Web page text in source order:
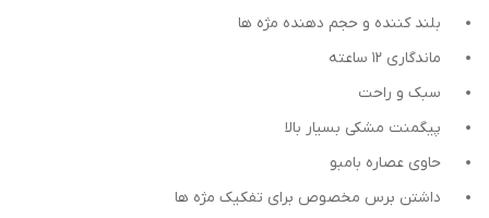
بلند کننده و حجم دهنده مژه ها
ماندگاری 12 ساعته
سبک و راحت
پیگمنت مشکی بسیار بالا
حاوی عصاره بامبو
داشتن برس مخصوص برای تفکیک مژه ها